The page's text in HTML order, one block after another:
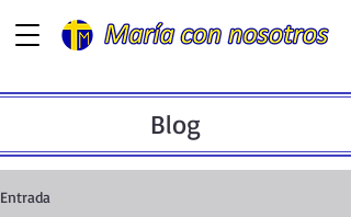
Blog
Entrada